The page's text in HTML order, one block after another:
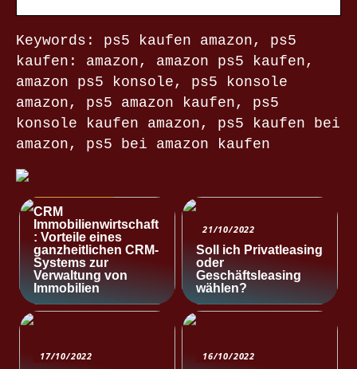
Keywords: ps5 kaufen amazon, ps5
kaufen: amazon, amazon ps5 kaufen,
amazon ps5 konsole, ps5 konsole
amazon, ps5 amazon kaufen, ps5
konsole kaufen amazon, ps5 kaufen bei
amazon, ps5 bei amazon kaufen
CRM
Immobilienwirtschaft
: Vorteile eines
ganzheitlichen CRM-
Systems zur
Verwaltung von
Immobilien
21/10/2022
Soll ich Privatleasing
oder
Geschäftsleasing
wählen?
17/10/2022 16/10/2022